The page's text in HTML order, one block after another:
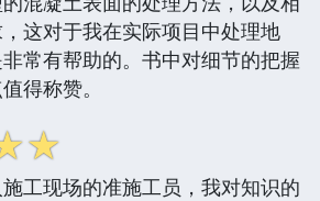
这对于我在实际项目中处理地
常有帮助的。书中对细节的把握
得称赞。
☆
工现场的准施工员，我对知识的